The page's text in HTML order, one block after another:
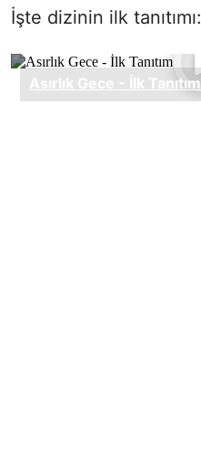
İşte dizinin ilk tanıtımı: